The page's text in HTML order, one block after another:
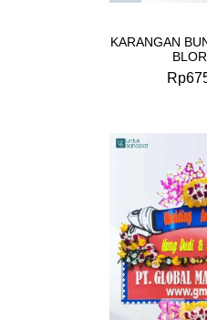
KARANGAN
Rp